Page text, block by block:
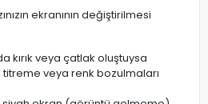
ekranının değiştirilmesi
kırık veya çatlak oluştuysa
veya renk bozulmaları